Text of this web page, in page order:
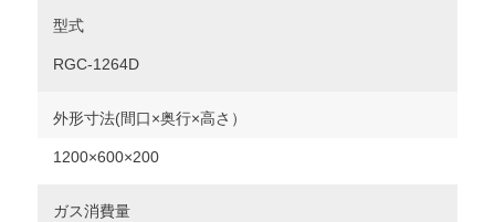
型式
RGC-1264D
外形寸法(間口×奥行×高さ）
1200×600×200
ガス消費量